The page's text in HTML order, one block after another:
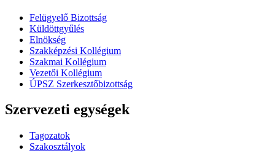
Felügyelő Bizottság
Küldöttgyűlés
Elnökség
Szakképzési Kollégium
Szakmai Kollégium
Vezetői Kollégium
ÚPSZ Szerkesztőbizottság
Szervezeti egységek
Tagozatok
Szakosztályok